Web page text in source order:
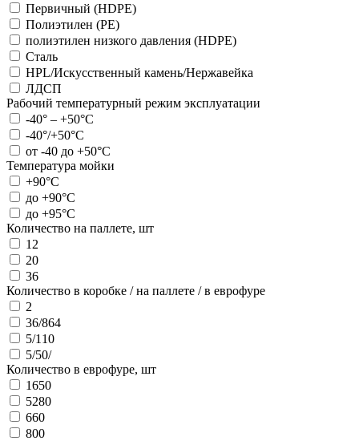
Первичный (HDPE)
Полиэтилен (PE)
полиэтилен низкого давления (HDPЕ)
Сталь
HPL/Искусственный камень/Нержавейка
ЛДСП
Рабочий температурный режим эксплуатации
-40° – +50°С
-40°/+50°С
от -40 до +50°С
Температура мойки
+90°С
до +90°С
до +95°С
Количество на паллете, шт
12
20
36
Количество в коробке / на паллете / в еврофуре
2
36/864
5/110
5/50/
Количество в еврофуре, шт
1650
5280
660
800